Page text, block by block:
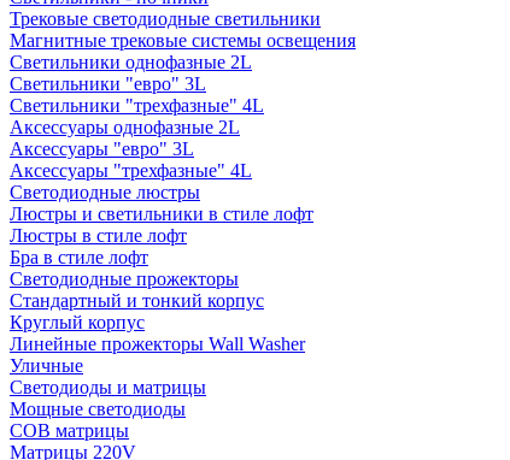
Трековые светодиодные светильники
Магнитные трековые системы освещения
Светильники однофазные 2L
Светильники "евро" 3L
Светильники "трехфазные" 4L
Аксессуары однофазные 2L
Аксессуары "евро" 3L
Аксессуары "трехфазные" 4L
Светодиодные люстры
Люстры и светильники в стиле лофт
Люстры в стиле лофт
Бра в стиле лофт
Светодиодные прожекторы
Стандартный и тонкий корпус
Круглый корпус
Линейные прожекторы Wall Washer
Уличные
Светодиоды и матрицы
Мощные светодиоды
COB матрицы
Матрицы 220V